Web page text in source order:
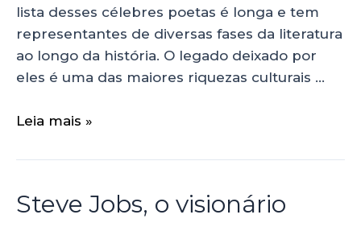
lista desses célebres poetas é longa e tem
representantes de diversas fases da literatura
ao longo da história. O legado deixado por
eles é uma das maiores riquezas culturais …
Leia mais »
Steve Jobs, o visionário